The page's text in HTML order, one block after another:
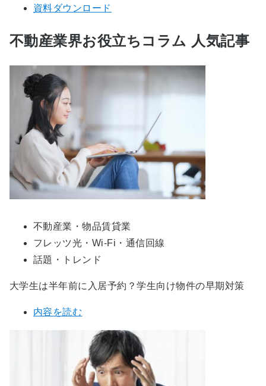
資料ダウンロード
不動産業界お役立ちコラム 人気記事
不動産業・物品賃貸業
フレッツ光・Wi-Fi・通信回線
話題・トレンド
大学生は半年前に入居予約？学生向け物件の早期対策
内容を読む